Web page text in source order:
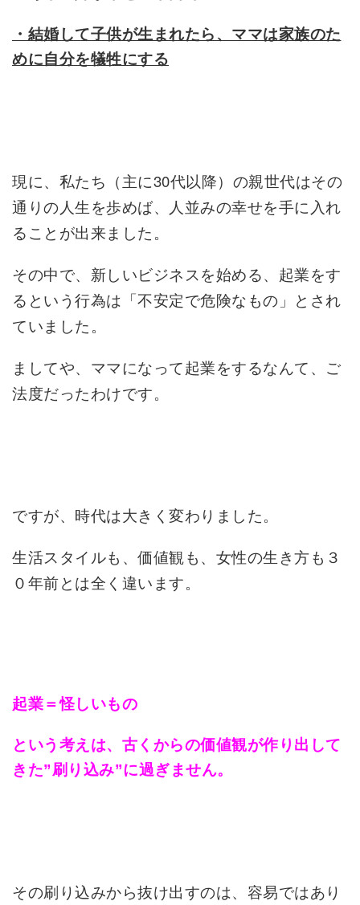
・結婚して子供が生まれたら、ママは家族のた
めに自分を犠牲にする
現に、私たち（主に30代以降）の親世代はその
通りの人生を歩めば、人並みの幸せを手に入れ
ることが出来ました。
その中で、新しいビジネスを始める、起業をす
るという行為は「不安定で危険なもの」とされ
ていました。
ましてや、ママになって起業をするなんて、ご
法度だったわけです。
ですが、時代は大きく変わりました。
生活スタイルも、価値観も、女性の生き方も３
０年前とは全く違います。
起業＝怪しいもの
という考えは、古くからの価値観が作り出して
きた”刷り込み”に過ぎません。
その刷り込みから抜け出すのは、容易ではあり